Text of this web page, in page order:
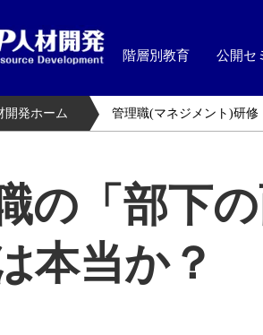
階層別教育 公開セ
開発ホーム 管理職(マネジメント)研修
の「部下
本当か？